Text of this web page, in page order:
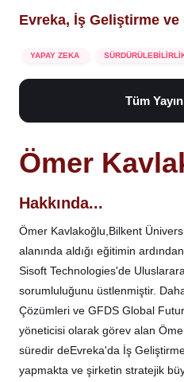
Evreka, İş Geliştirme ve
YAPAY ZEKA
Tüm
Ömer
Hakkında...
Ömer Kavlakoğlu, Bilkent
alanında aldığı eğitimin
Sisoft Technologies'de
sorumluluğunu üstlenmiştir.
Çözümleri ve GFDS Global
yöneticisi olarak görev alan
süredir deEvreka'da İş
yapmakta ve şirketin stratejik